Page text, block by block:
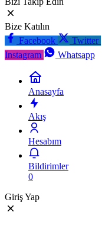
Bize Katılın
Facebook
Twitter
Instagram
Whatsapp
Anasayfa
Akış
Hesabım
Bildirimler
0
Giriş Yap